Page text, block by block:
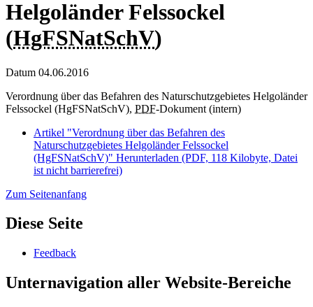
Helgoländer Felssockel
(HgFSNatSchV)
Datum 04.06.2016
Verordnung über das Befahren des Naturschutzgebietes Helgoländer
Felssockel (HgFSNatSchV), PDF-Dokument (intern)
Artikel "Verordnung über das Befahren des
Naturschutzgebietes Helgoländer Felssockel
(HgFSNatSchV)" Herunterladen (PDF, 118 Kilobyte, Datei
ist nicht barrierefrei)
Zum Seitenanfang
Diese Seite
Feedback
Unternavigation aller Website-Bereiche